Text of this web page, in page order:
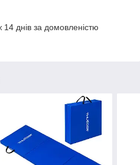
днів за домовленістю